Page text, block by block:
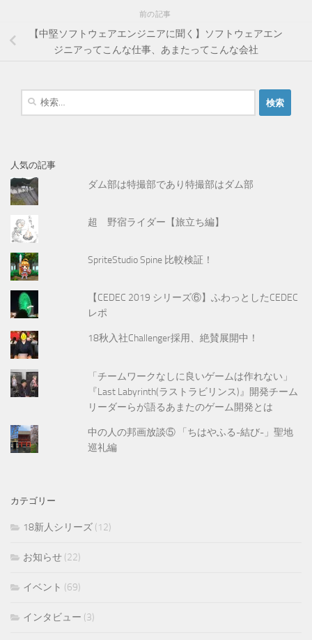
前の記事
【中堅ソフトウェアエンジニアに聞く】ソフトウェアエン
ジニアってこんな仕事、あまたってこんな会社
検
人気の記事
ダム部は特撮部であり特撮部はダム部
超 野宿ライダー【旅立ち編】
SpriteStudio Spine 比較検証！
【CEDEC 2019 シリーズ⑥】ふわっとしたCEDEC
レポ
18秋入社Challenger採用、絶賛展開中！
「チームワークなしに良いゲームは作れない」
『Last Labyrinth(ラストラビリンス)』開発チーム
リーダーらが語るあまたのゲーム開発とは
中の人の邦画放談⑤ 「ちはやふる-結び-」聖地
巡礼編
カテゴリー
18新人シリーズ (12)
お知らせ (22)
イベント (69)
インタビュー (3)